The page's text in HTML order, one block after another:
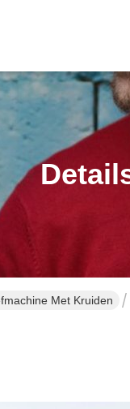
Met Kruiden